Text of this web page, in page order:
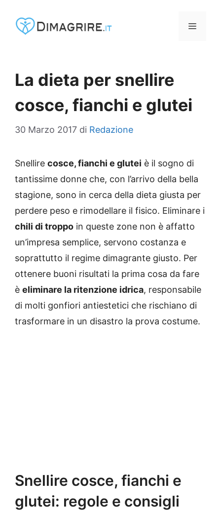
MENU
La dieta per snellire
cosce, fianchi e glutei
30 Marzo 2017 di Redazione
Snellire cosce, fianchi e glutei è il sogno di
tantissime donne che, con l’arrivo della bella
stagione, sono in cerca della dieta giusta per
perdere peso e rimodellare il fisico. Eliminare i
chili di troppo in queste zone non è affatto
un’impresa semplice, servono costanza e
soprattutto il regime dimagrante giusto. Per
ottenere buoni risultati la prima cosa da fare
è eliminare la ritenzione idrica, responsabile
di molti gonfiori antiestetici che rischiano di
trasformare in un disastro la prova costume.
Snellire cosce, fianchi e
glutei: regole e consigli